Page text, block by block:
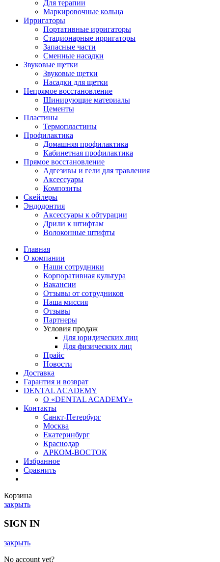
Для терапии
Маркировочные кольца
Ирригаторы
Портативные ирригаторы
Стационарные ирригаторы
Запасные части
Сменные насадки
Звуковые щетки
Звуковые щетки
Насадки для щетки
Непрямое восстановление
Шинирующие материалы
Цементы
Пластины
Термопластины
Профилактика
Домашняя профилактика
Кабинетная профилактика
Прямое восстановление
Адгезивы и гели для травления
Аксессуары
Композиты
Скейлеры
Эндодонтия
Аксессуары к обтурации
Дрили к штифтам
Волоконные штифты
Главная
О компании
Наши сотрудники
Корпоративная культура
Вакансии
Отзывы от сотрудников
Наша миссия
Отзывы
Партнеры
Условия продаж
Для юридических лиц
Для физических лиц
Прайс
Новости
Доставка
Гарантия и возврат
DENTAL ACADEMY
О «DENTAL ACADEMY»
Контакты
Санкт-Петербург
Москва
Екатеринбург
Краснодар
АРКОМ-ВОСТОК
Избранное
Сравнить
Корзина
закрыть
SIGN IN
закрыть
No account yet?